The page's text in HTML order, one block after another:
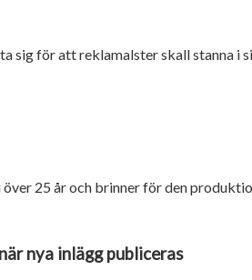
sig för att reklamalster skall stanna i
25 år och brinner för den
nya inlägg publiceras